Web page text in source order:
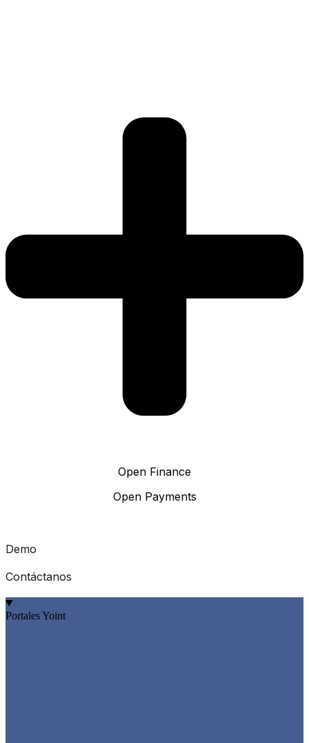
Open Finance
Open Payments
Demo
Contáctanos
Portales Yoint